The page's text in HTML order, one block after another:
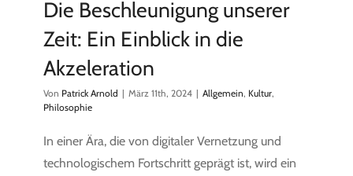
Die Beschleunigung unserer
Zeit: Ein Einblick in die
Akzeleration
Von Patrick Arnold | März 11th, 2024 | Allgemein, Kultur,
Philosophie
In einer Ära, die von digitaler Vernetzung und
technologischem Fortschritt geprägt ist, wird ein